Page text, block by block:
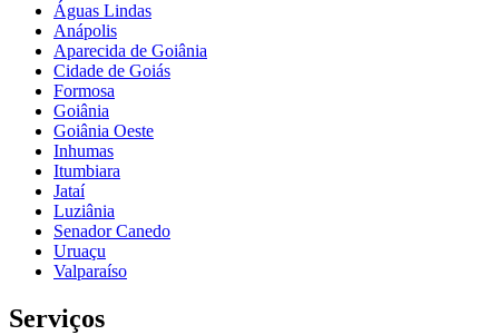
Águas Lindas
Anápolis
Aparecida de Goiânia
Cidade de Goiás
Formosa
Goiânia
Goiânia Oeste
Inhumas
Itumbiara
Jataí
Luziânia
Senador Canedo
Uruaçu
Valparaíso
Serviços